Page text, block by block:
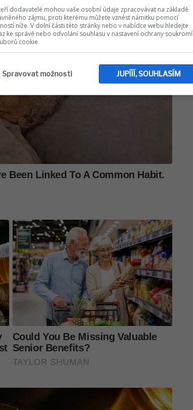
dodavatelé mohou vaše osobní údaje zpracovávat na základě
zájmu, proti kterému můžete vznést námitku pomocí
níže. V dolní části této stránky nebo v nabídce webu hledejte
ke správě nebo odvolání souhlasu v nastavení ochrany soukromí
cookie.
JUPÍÍÍ, SOUHLASÍM
Spravovat možnosti